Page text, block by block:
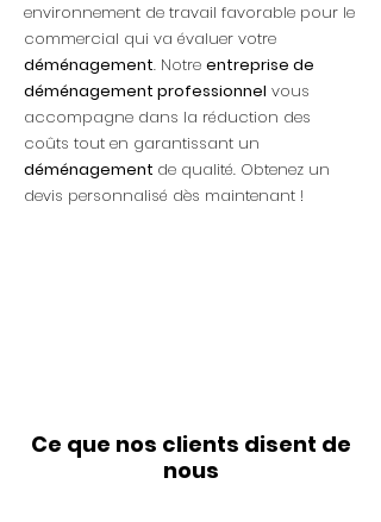
environnement de travail favorable pour le
commercial qui va évaluer votre
déménagement. Notre entreprise de
déménagement professionnel vous
accompagne dans la réduction des
coûts tout en garantissant un
déménagement de qualité. Obtenez un
devis personnalisé dès maintenant !
Ce que nos clients disent de
nous